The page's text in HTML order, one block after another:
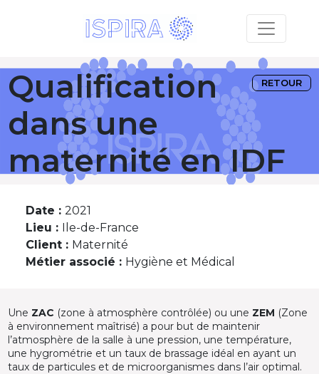
RETOUR
Qualification
dans une
maternité en IDF
Date : 2021
Lieu : Ile-de-France
Client : Maternité
Métier associé : Hygiène et Médical
Une ZAC (zone à atmosphère contrôlée) ou une ZEM (Zone
à environnement maîtrisé) a pour but de maintenir
l’atmosphère de la salle à une pression, une température,
une hygrométrie et un taux de brassage idéal en ayant un
taux de particules et de microorganismes dans l’air optimal.